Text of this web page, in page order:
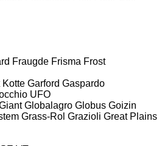
Fraugde Frisma Frost
Kotte Garford Gaspardo
UFO
Globalagro Globus Goizin
Grass-Rol Grazioli Great Plains